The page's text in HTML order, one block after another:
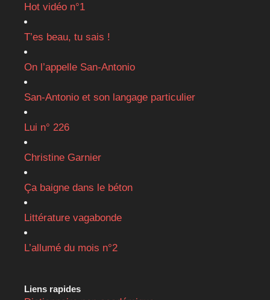
Hot vidéo n°1
T’es beau, tu sais !
On l’appelle San-Antonio
San-Antonio et son langage particulier
Lui n° 226
Christine Garnier
Ça baigne dans le béton
Littérature vagabonde
L’allumé du mois n°2
Liens rapides